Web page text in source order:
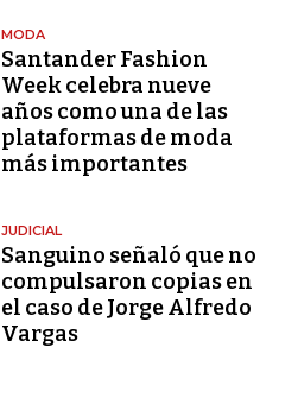
MODA
Santander Fashion
Week celebra nueve
años como una de las
plataformas de moda
más importantes
JUDICIAL
Sanguino señaló que no
compulsaron copias en
el caso de Jorge Alfredo
Vargas